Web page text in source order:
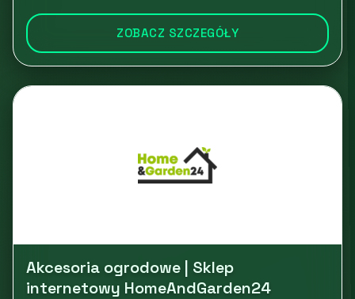
ZOBACZ SZCZEGÓŁY
Akcesoria ogrodowe | Sklep
internetowy HomeAndGarden24